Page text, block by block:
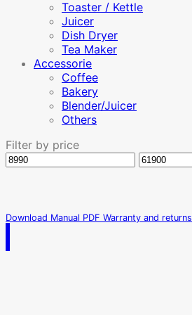
Toaster / Kettle
Juicer
Dish Dryer
Tea Maker
Accessorie
Coffee
Bakery
Blender/Juicer
Others
Filter by price
Min
Max
Download Manual PDF Warranty and returns